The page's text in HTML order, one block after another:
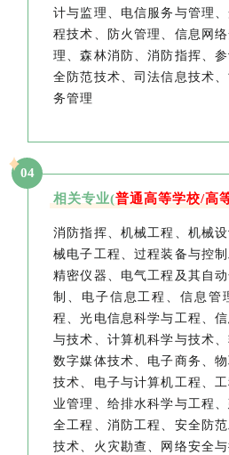
计与监理、电信服务与管理
程技术、防火管理、信息网
理、森林消防、消防指挥、
全防范技术、司法信息技术
务管理
04
相关专业(普通高等学校/高
消防指挥、机械工程、机械
械电子工程、过程装备与控
精密仪器、电气工程及其自
制、电子信息工程、信息管
程、光电信息科学与工程、
与技术、计算机科学与技术
数字媒体技术、电子商务、
技术、电子与计算机工程、
业管理、给排水科学与工程
全工程、消防工程、安全防
技术、火灾勘查、网络安全